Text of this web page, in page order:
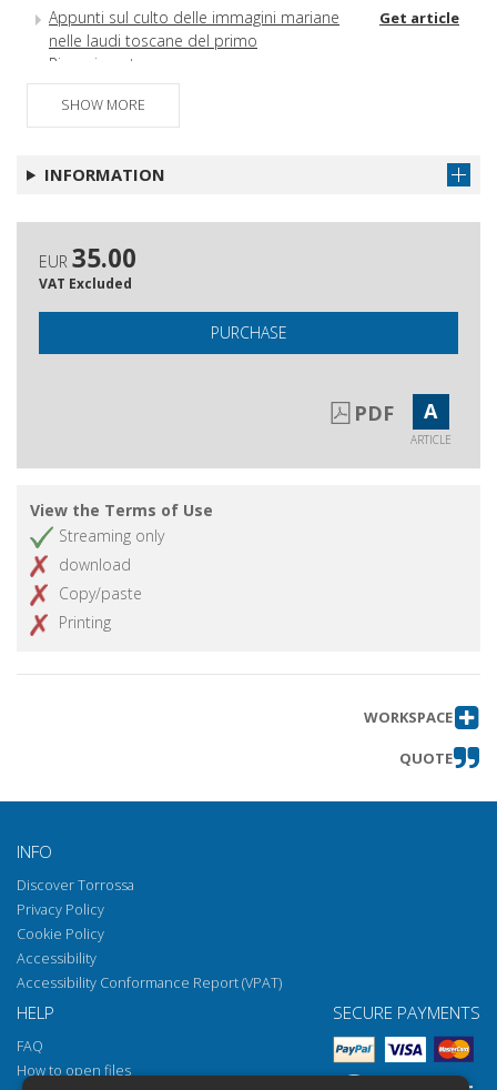
Appunti sul culto delle immagini mariane
nelle laudi toscane del primo
Rinascimento
Get article
SHOW MORE
INFORMATION
EUR 35.00
VAT Excluded
PURCHASE
PDF A
ARTICLE
View the Terms of Use
Streaming only
download
Copy/paste
Printing
WORKSPACE
QUOTE
INFO
Discover Torrossa
Privacy Policy
Cookie Policy
Accessibility
Accessibility Conformance Report (VPAT)
HELP
FAQ
How to open files
SECURE PAYMENTS